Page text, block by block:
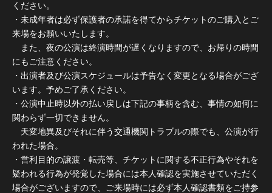
ください。
・未成年者は必ず保護者の承諾を得てからチケットのご購入とご
来場をお願いいたします。
また、夜の公演は終演時間が遅くなりますので、お帰りの時間
にもご注意ください。
・出演者及び公演スケジュールは予告なく変更となる場合がござ
います。予めご了承ください。
・公演中止時以外の払い戻しは下記の事柄を含む、事情の如何に
関わらず一切できません。
天変地異及びそれに伴う交通機関トラブルの際でも、公演が行
われた場合。
・営利目的の譲渡・転売等、チケットに関する不正行為やそれを
疑われる行為が発覚した場合には本人確認を実施させていただく
場合がございますので、ご来場時には必ず本人確認書類をご持参